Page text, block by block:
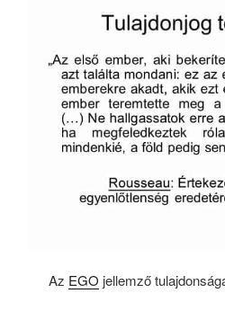
Az EGO jellemző